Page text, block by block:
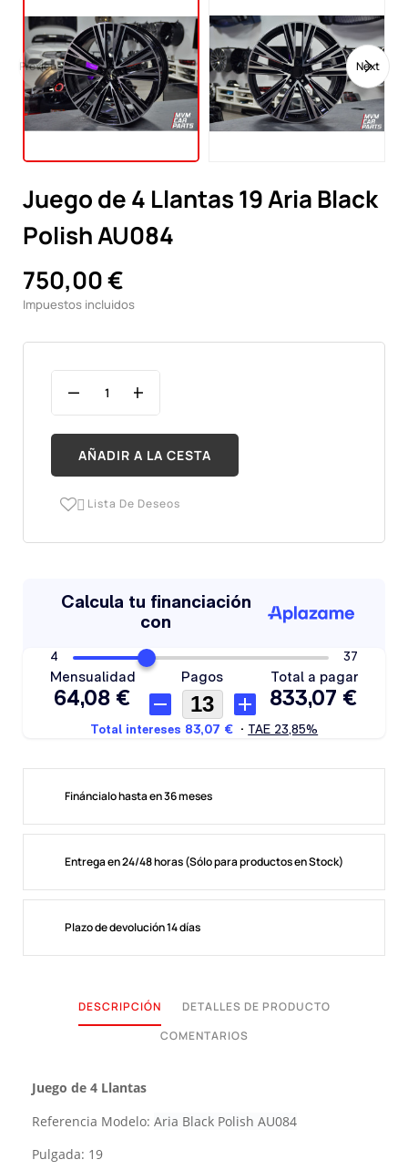
Previous Next
Juego de 4 Llantas 19 Aria Black
Polish AU084
750,00 €
Impuestos incluidos
AÑADIR A LA CESTA
 Lista De Deseos
Fináncialo hasta en 36 meses
Entrega en 24/48 horas (Sólo para productos en Stock)
Plazo de devolución 14 días
DESCRIPCIÓN
DETALLES DE PRODUCTO
COMENTARIOS
Juego de 4 Llantas
Referencia Modelo: Aria Black Polish AU084
Pulgada: 19